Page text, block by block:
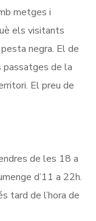
metges i
els visitants
negra. El de
de la
El preu de
de les 18 a
d’11 a 22h.
tard de l’hora de